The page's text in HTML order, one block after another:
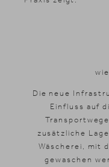
Die neue
Einfluss auf
zusätzliche
Wäscherei, mit
gewaschen